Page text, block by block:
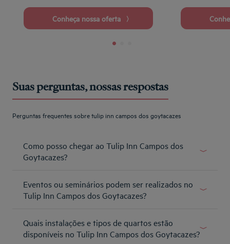
Conheça nossa oferta
Suas perguntas, nossas respostas
Perguntas frequentes sobre tulip inn campos dos goytacazes
Como posso chegar ao Tulip Inn Campos dos
Goytacazes?
Boulevard Shopping Campos, fica a 8,5 km do Aeroporto
Bartolomeu Lysandro e a 9 km do Morro do Itaóca.
Eventos ou seminários podem ser realizados no
Tulip Inn Campos dos Goytacazes?
Tulip Inn Campos dos Goytacazes possui 160
apartamentos. A área de eventos possui profissionais e
Quais instalações e tipos de quartos estão
disponíveis no Tulip Inn Campos dos Goytacazes?